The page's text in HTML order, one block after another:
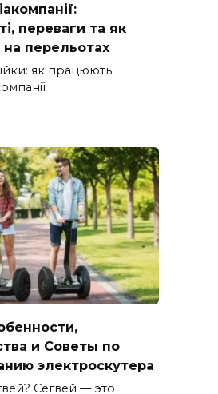
переваги та як
перельотах
як працюють
и Советы по
электроскутера
Сегвей — это